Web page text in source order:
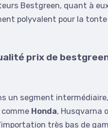
Bestgreen, quant à
polyvalent pour la
prix de
un segment
Honda, Husqvarna
très bas de